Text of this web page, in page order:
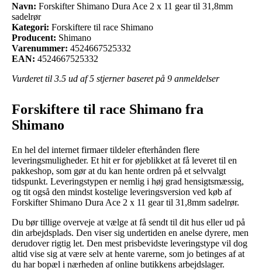
Navn: Forskifter Shimano Dura Ace 2 x 11 gear til 31,8mm
sadelrør
Kategori: Forskiftere til race Shimano
Producent: Shimano
Varenummer: 4524667525332
EAN: 4524667525332
Vurderet til 3.5 ud af 5 stjerner baseret på 9 anmeldelser
Forskiftere til race Shimano fra
Shimano
En hel del internet firmaer tildeler efterhånden flere
leveringsmuligheder. Et hit er for øjeblikket at få leveret til en
pakkeshop, som gør at du kan hente ordren på et selvvalgt
tidspunkt. Leveringstypen er nemlig i høj grad hensigtsmæssig,
og tit også den mindst kostelige leveringsversion ved køb af
Forskifter Shimano Dura Ace 2 x 11 gear til 31,8mm sadelrør.
Du bør tillige overveje at vælge at få sendt til dit hus eller ud på
din arbejdsplads. Den viser sig undertiden en anelse dyrere, men
derudover rigtig let. Den mest prisbevidste leveringstype vil dog
altid vise sig at være selv at hente varerne, som jo betinges af at
du har bopæl i nærheden af online butikkens arbejdslager.